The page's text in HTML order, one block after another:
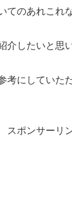
てのあれこれ
介したいと思
考にしていた
スポンサーリ